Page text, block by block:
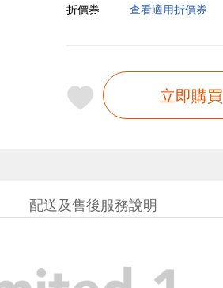
折價券
查看適用折價券
立即購買
配送及售後服務說明